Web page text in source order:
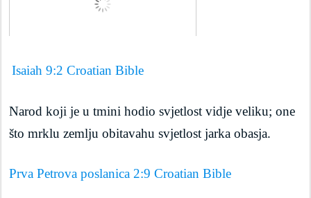
Isaiah 9:2 Croatian Bible
Narod koji je u tmini hodio svjetlost vidje veliku; one
što mrklu zemlju obitavahu svjetlost jarka obasja.
Prva Petrova poslanica 2:9 Croatian Bible